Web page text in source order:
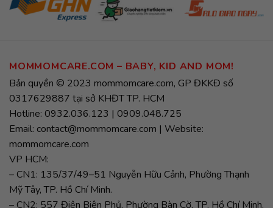
MOMMOMCARE.COM – BABY, KID AND MOM!
Bản quyền © 2023 mommomcare.com, GP ĐKKĐ số
0317629887 tại sở KHĐT TP. HCM
Hotline: 0932.036.123 | 0909.048.725
Email: contact@mommomcare.com | Website:
mommomcare.com
VP HCM:
– CN1: 135/37/49–51 Nguyễn Hữu Cảnh, Phường Thạnh
Mỹ Tây, TP. Hồ Chí Minh.
– CN2: 557 Điện Biên Phủ, Phường Bàn Cờ, TP. Hồ Chí Minh.